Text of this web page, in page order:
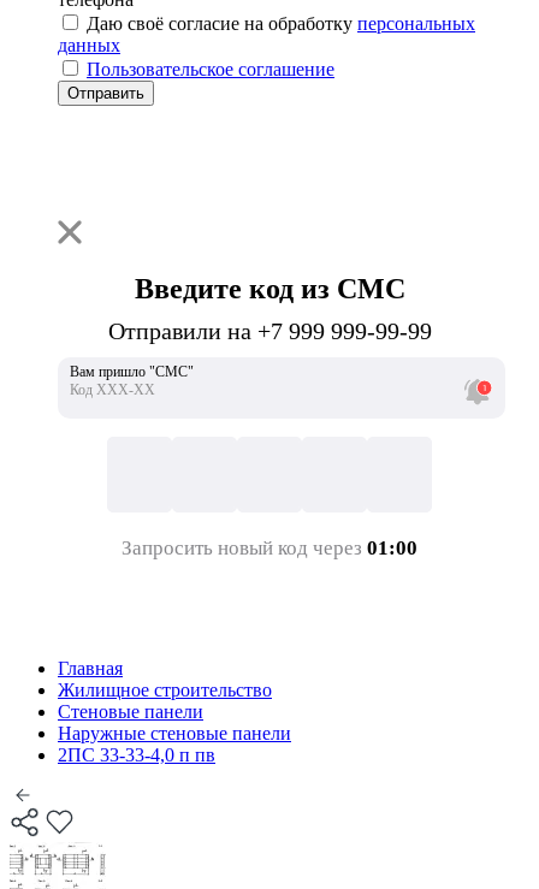
Даю своё согласие на обработку персональных
данных
Пользовательское соглашение
Отправить
Введите код из СМС
Отправили на +7 999 999-99-99
Вам пришло "СМС"
Код ХХХ-ХХ
Запросить новый код через 01:00
Главная
Жилищное строительство
Стеновые панели
Наружные стеновые панели
2ПС 33-33-4,0 п пв